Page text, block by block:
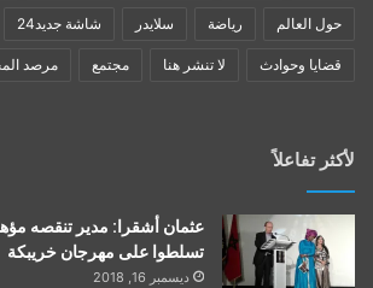
حول العالم رياضة سلايدر شاشة جديد24
قضايا وحوادث لا تنشر هنا مجتمع مرصد
لأكثر تفاعلاً
عثمان أشقرا: مدير تنقصه
تسلطوا على مهرجان خريبكة
ديسمبر 16, 2018